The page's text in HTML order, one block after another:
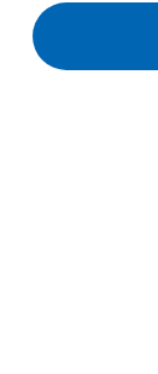
Google